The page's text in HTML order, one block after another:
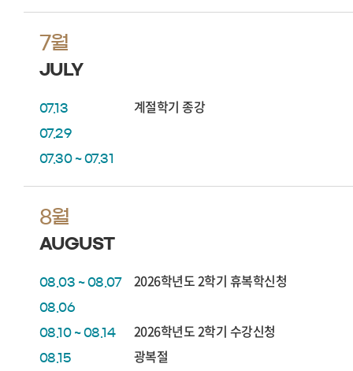
7월
JULY
07.13 계절학기 종강
07.29
07.30 ~ 07.31
8월
AUGUST
08.03 ~ 08.07 2026학년도 2학기 휴복학신청
08.06
08.10 ~ 08.14
2026학년도 2학기 수강신청
08.15 광복절